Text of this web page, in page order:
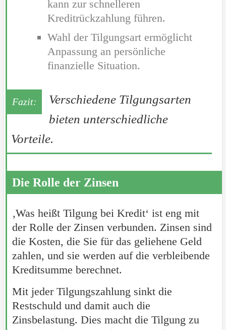
kann zur schnelleren
Kreditrückzahlung führen.
Wahl der Tilgungsart ermöglicht
Anpassung an persönliche
finanzielle Situation.
Verschiedene Tilgungsarten
bieten unterschiedliche
Vorteile.
Die Rolle der Zinsen
‚Was heißt Tilgung bei Kredit‘ ist eng mit
der Rolle der Zinsen verbunden. Zinsen sind
die Kosten, die Sie für das geliehene Geld
zahlen, und sie werden auf die verbleibende
Kreditsumme berechnet.
Mit jeder Tilgungszahlung sinkt die
Restschuld und damit auch die
Zinsbelastung. Dies macht die Tilgung zu